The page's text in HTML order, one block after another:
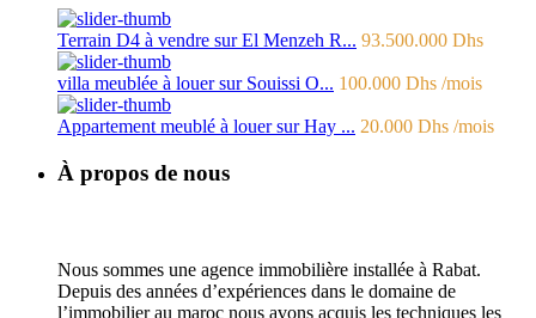
Terrain D4 à vendre sur El Menzeh R... 93.500.000 Dhs
villa meublée à louer sur Souissi O... 100.000 Dhs /mois
Appartement meublé à louer sur Hay ... 20.000 Dhs /mois
À propos de nous
Nous sommes une agence immobilière installée à Rabat.
Depuis des années d’expériences dans le domaine de
l’immobilier au maroc nous avons acquis les techniques les